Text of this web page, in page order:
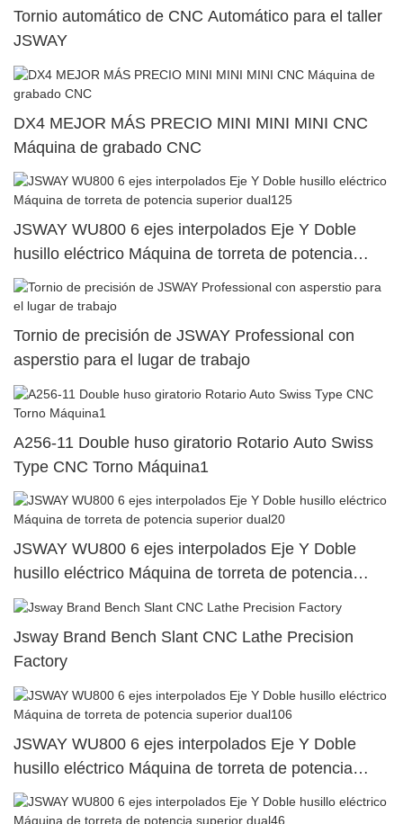
Tornio automático de CNC Automático para el taller
JSWAY
DX4 MEJOR MÁS PRECIO MINI MINI MINI CNC
Máquina de grabado CNC
JSWAY WU800 6 ejes interpolados Eje Y Doble
husillo eléctrico Máquina de torreta de potencia
superior dual125
Tornio de precisión de JSWAY Professional con
asperstio para el lugar de trabajo
A256-11 Double huso giratorio Rotario Auto Swiss
Type CNC Torno Máquina1
JSWAY WU800 6 ejes interpolados Eje Y Doble
husillo eléctrico Máquina de torreta de potencia
superior dual20
Jsway Brand Bench Slant CNC Lathe Precision
Factory
JSWAY WU800 6 ejes interpolados Eje Y Doble
husillo eléctrico Máquina de torreta de potencia
superior dual106